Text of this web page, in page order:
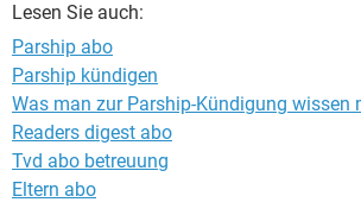
Lesen Sie auch:
Parship abo
Parship kündigen
Was man zur Parship-Kündigung wissen
Readers digest abo
Tvd abo betreuung
Eltern abo